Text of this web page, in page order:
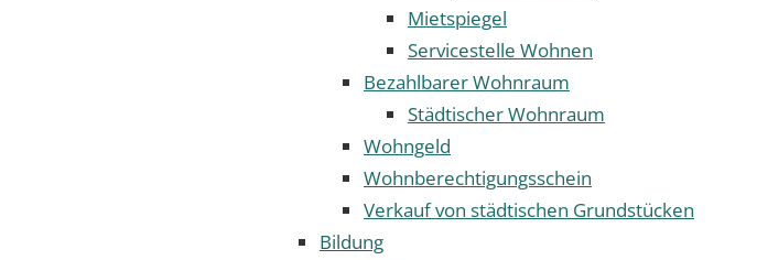
Mietspiegel
Servicestelle Wohnen
Bezahlbarer Wohnraum
Städtischer Wohnraum
Wohngeld
Wohnberechtigungsschein
Verkauf von städtischen Grundstücken
Bildung